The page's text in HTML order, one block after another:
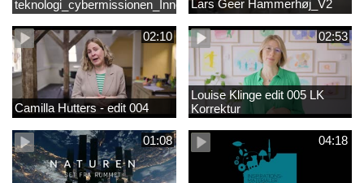
teknologi_cybermissionen_InnovationscirklenLars Geer Hammerhøj_V2
02:10
Camilla Hutters - edit 004
02:53
Louise Klinge edit 005 LK
Korrektur
01:08 04:18